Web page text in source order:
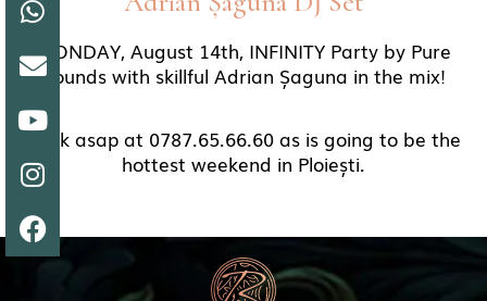
MONDAY, August 14th, INFINITY Party by Pure
Sounds with skillful Adrian Șaguna in the mix!
Book asap at 0787.65.66.60 as is going to be the
hottest weekend in Ploiești.